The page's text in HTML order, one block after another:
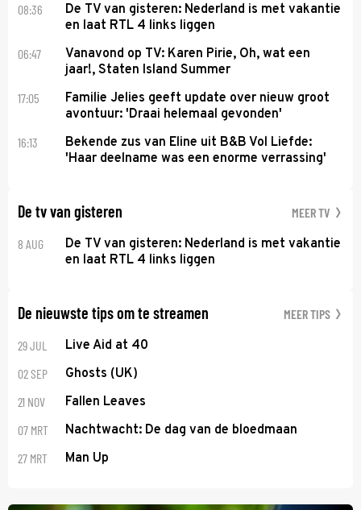
08:36
De TV van gisteren: Nederland is met vakantie
en laat RTL 4 links liggen
06:47
Vanavond op TV: Karen Pirie, Oh, wat een
jaar!, Staten Island Summer
17:05
Familie Jelies geeft update over nieuw groot
avontuur: 'Draai helemaal gevonden'
16:13
Bekende zus van Eline uit B&B Vol Liefde:
'Haar deelname was een enorme verrassing'
De tv van gisteren MEER TV
8 AUG
De TV van gisteren: Nederland is met vakantie
en laat RTL 4 links liggen
De nieuwste tips om te streamen MEER TIPS
29 JUL Live Aid at 40
02 SEP Ghosts (UK)
21 NOV Fallen Leaves
07 MRT Nachtwacht: De dag van de bloedmaan
27 MRT Man Up